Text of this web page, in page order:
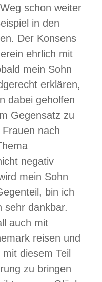
schon weiter
in den
Der Konsens
ehrlich mit
mein Sohn
erklären,
dabei geholfen
Gegensatz zu
nach
negativ
mein Sohn
bin ich
sehr dankbar.
auch mit
reisen und
diesem Teil
zu bringen